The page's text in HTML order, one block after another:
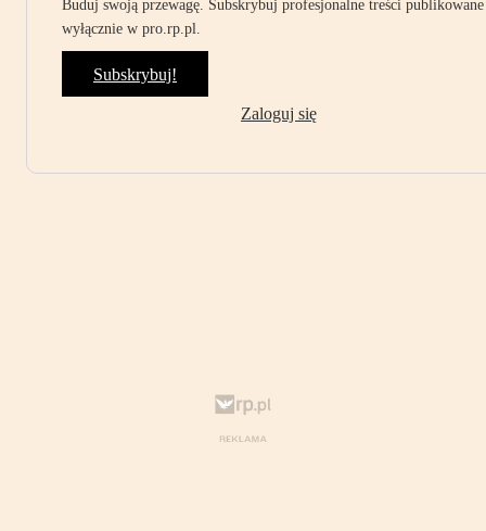
Buduj swoją przewagę. Subskrybuj profesjonalne treści publikowane
wyłącznie w pro.rp.pl.
Subskrybuj!
Zaloguj się